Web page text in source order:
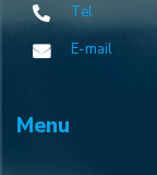
Tel
E-mail
Menu